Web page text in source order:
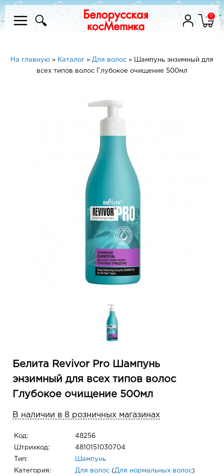
0
На главную » Каталог » Для волос »
Шампунь энзимный для
всех типов волос Глубокое очищение 500мл
Белита Revivor Pro Шампунь
энзимный для всех типов волос
Глубокое очищение 500мл
В наличии в 8 розничных магазинах
Код: 48256
Штрихкод: 4810151030704
Тип: Шампунь
Категория: Для волос ( Для нормальных волос)